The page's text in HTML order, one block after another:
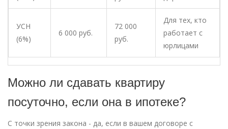
УСН
(6%)
6 000 руб.
72 000
руб.
Для тех, кто
работает с
юрлицами
Можно ли сдавать квартиру
посуточно, если она в ипотеке?
С точки зрения закона - да, если в вашем договоре с